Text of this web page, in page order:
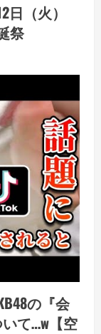
日（火）
祭
の『会
て…w【空